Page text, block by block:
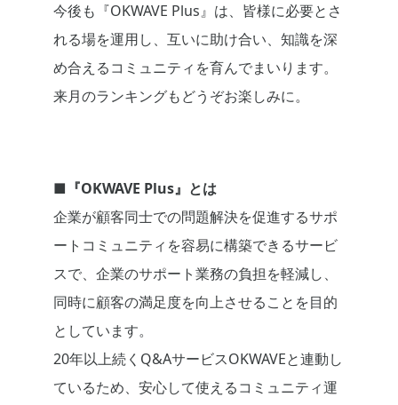
今後も『OKWAVE Plus』は、皆様に必要とさ
れる場を運用し、互いに助け合い、知識を深
め合えるコミュニティを育んでまいります。
来月のランキングもどうぞお楽しみに。
■『OKWAVE Plus』とは
企業が顧客同士での問題解決を促進するサポ
ートコミュニティを容易に構築できるサービ
スで、企業のサポート業務の負担を軽減し、
同時に顧客の満足度を向上させることを目的
としています。
20年以上続くQ&AサービスOKWAVEと連動し
ているため、安心して使えるコミュニティ運